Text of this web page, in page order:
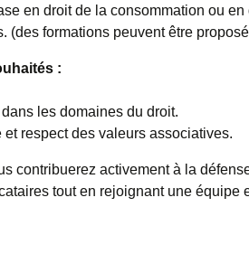
en droit de la consommation ou
(des formations peuvent être
:
les domaines du droit.
respect des valeurs associatives.
contribuerez activement à la
tout en rejoignant une équipe